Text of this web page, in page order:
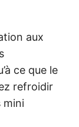
aux
ce que le
refroidir
mini